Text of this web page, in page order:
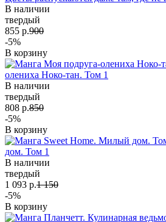
В наличии
твердый
855 р.900
-5%
В корзину
олениха Ноко-тан. Том 1
В наличии
твердый
808 р.850
-5%
В корзину
дом. Том 1
В наличии
твердый
1 093 р.1 150
-5%
В корзину